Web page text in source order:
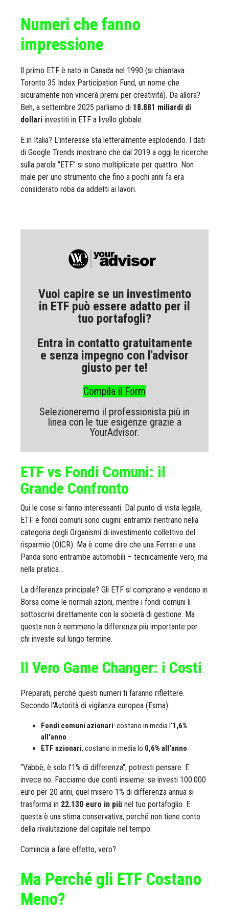
Numeri che fanno
impressione
Il primo ETF è nato in Canada nel 1990 (si chiamava
Toronto 35 Index Participation Fund, un nome che
sicuramente non vincerà premi per creatività). Da allora?
Beh, a settembre 2025 parliamo di 18.881 miliardi di
dollari investiti in ETF a livello globale.
E in Italia? L'interesse sta letteralmente esplodendo. I dati
di Google Trends mostrano che dal 2019 a oggi le ricerche
sulla parola "ETF" si sono moltiplicate per quattro. Non
male per uno strumento che fino a pochi anni fa era
considerato roba da addetti ai lavori.
Vuoi capire se un investimento
in ETF può essere adatto per il
tuo portafogli?
Entra in contatto gratuitamente
e senza impegno con l'advisor
giusto per te!
Compila il Form
Selezioneremo il professionista più in
linea con le tue esigenze grazie a
YourAdvisor.
ETF vs Fondi Comuni: il
Grande Confronto
Qui le cose si fanno interessanti. Dal punto di vista legale,
ETF e fondi comuni sono cugini: entrambi rientrano nella
categoria degli Organismi di investimento collettivo del
risparmio (OICR). Ma è come dire che una Ferrari e una
Panda sono entrambe automobili – tecnicamente vero, ma
nella pratica...
La differenza principale? Gli ETF si comprano e vendono in
Borsa come le normali azioni, mentre i fondi comuni li
sottoscrivi direttamente con la società di gestione. Ma
questa non è nemmeno la differenza più importante per
chi investe sul lungo termine.
Il Vero Game Changer: i Costi
Preparati, perché questi numeri ti faranno riflettere.
Secondo l'Autorità di vigilanza europea (Esma):
Fondi comuni azionari: costano in media l'1,6%
all'anno
ETF azionari: costano in media lo 0,6% all'anno
"Vabbè, è solo l'1% di differenza", potresti pensare. E
invece no. Facciamo due conti insieme: se investi 100.000
euro per 20 anni, quel misero 1% di differenza annua si
trasforma in 22.130 euro in più nel tuo portafoglio. E
questa è una stima conservativa, perché non tiene conto
della rivalutazione del capitale nel tempo.
Comincia a fare effetto, vero?
Ma Perché gli ETF Costano
Meno?